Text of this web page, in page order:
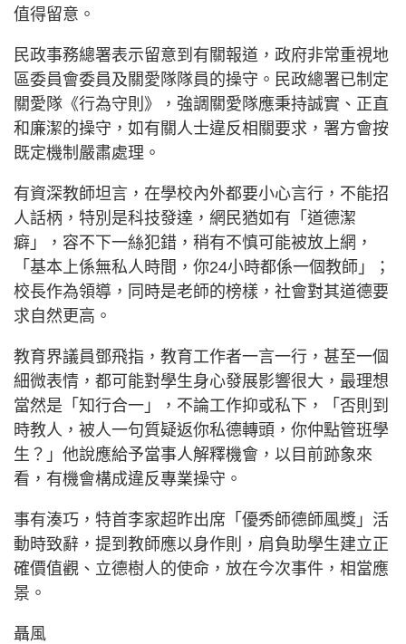
值得留意。
民政事務總署表示留意到有關報道，政府非常重視地
區委員會委員及關愛隊隊員的操守。民政總署已制定
關愛隊《行為守則》，強調關愛隊應秉持誠實、正直
和廉潔的操守，如有關人士違反相關要求，署方會按
既定機制嚴肅處理。
有資深教師坦言，在學校內外都要小心言行，不能招
人話柄，特別是科技發達，網民猶如有「道德潔
癖」，容不下一絲犯錯，稍有不慎可能被放上網，
「基本上係無私人時間，你24小時都係一個教師」；
校長作為領導，同時是老師的榜樣，社會對其道德要
求自然更高。
教育界議員鄧飛指，教育工作者一言一行，甚至一個
細微表情，都可能對學生身心發展影響很大，最理想
當然是「知行合一」，不論工作抑或私下，「否則到
時教人，被人一句質疑返你私德轉頭，你仲點管班學
生？」他說應給予當事人解釋機會，以目前跡象來
看，有機會構成違反專業操守。
事有湊巧，特首李家超昨出席「優秀師德師風獎」活
動時致辭，提到教師應以身作則，肩負助學生建立正
確價值觀、立德樹人的使命，放在今次事件，相當應
景。
聶風